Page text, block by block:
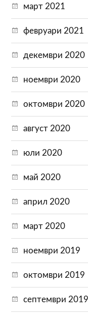
март 2021
февруари 2021
декември 2020
ноември 2020
октомври 2020
август 2020
юли 2020
май 2020
април 2020
март 2020
ноември 2019
октомври 2019
септември 2019